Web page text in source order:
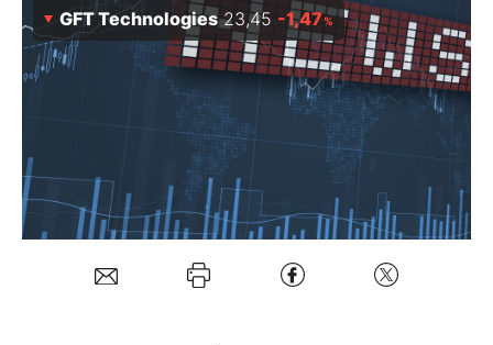
BO-Musterdepots
Mein Konto
Folgen Sie uns
GFT Technologies 23,45 -1,47%